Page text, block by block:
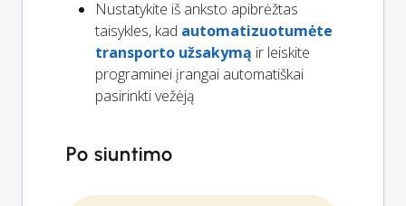
Nustatykite iš anksto apibrėžtas
taisykles, kad automatizuotumėte
transporto užsakymą ir leiskite
programinei įrangai automatiškai
pasirinkti vežėją
Po siuntimo